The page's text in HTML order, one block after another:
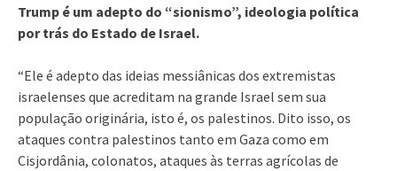
Trump é um adepto do “sionismo”, ideologia política
por trás do Estado de Israel.
“Ele é adepto das ideias messiânicas dos extremistas
israelenses que acreditam na grande Israel sem sua
população originária, isto é, os palestinos. Dito isso, os
ataques contra palestinos tanto em Gaza como em
Cisjordânia, colonatos, ataques às terras agrícolas de